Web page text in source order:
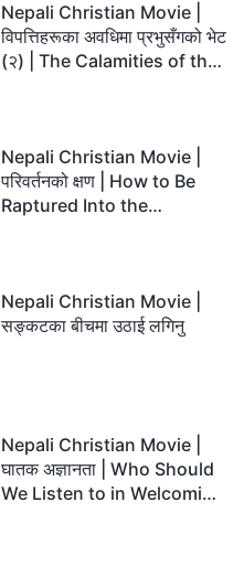
Nepali Christian Movie |
विपत्तिहरूका अवधिमा प्रभुसँगको भेट
(२) | The Calamities of the
Nepali Christian Movie |
परिवर्तनको क्षण | How to Be
Raptured Into the
Nepali Christian Movie |
सङ्कटका बीचमा उठाई लगिनु
Nepali Christian Movie |
घातक अज्ञानता | Who Should
We Listen to in Welcoming